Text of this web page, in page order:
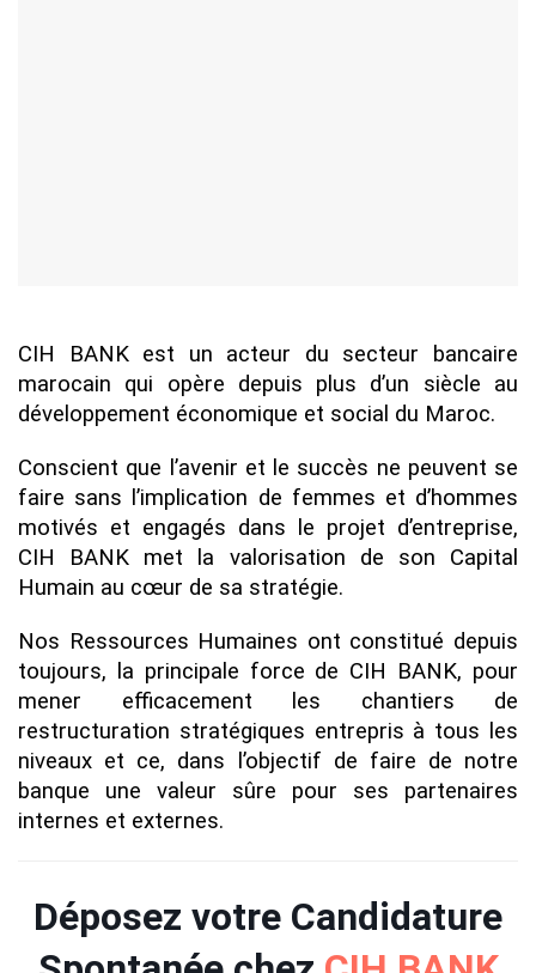
CIH BANK est un acteur du secteur bancaire
marocain qui opère depuis plus d’un siècle au
développement économique et social du Maroc.
Conscient que l’avenir et le succès ne peuvent se
faire sans l’implication de femmes et d’hommes
motivés et engagés dans le projet d’entreprise,
CIH BANK met la valorisation de son Capital
Humain au cœur de sa stratégie.
Nos Ressources Humaines ont constitué depuis
toujours, la principale force de CIH BANK, pour
mener efficacement les chantiers de
restructuration stratégiques entrepris à tous les
niveaux et ce, dans l’objectif de faire de notre
banque une valeur sûre pour ses partenaires
internes et externes.
Déposez votre Candidature